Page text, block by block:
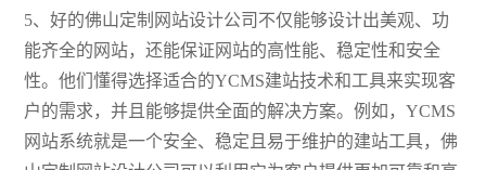
5、好的佛山定制网站设计公司不仅能够设计出美观、功
能齐全的网站，还能保证网站的高性能、稳定性和安全
性。他们懂得选择适合的YCMS建站技术和工具来实现客
户的需求，并且能够提供全面的解决方案。例如，YCMS
网站系统就是一个安全、稳定且易于维护的建站工具，佛